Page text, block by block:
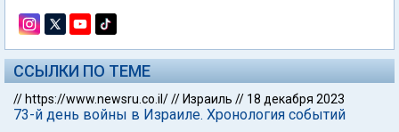
ССЫЛКИ ПО ТЕМЕ
// https://www.newsru.co.il/// Израиль // 18 декабря 2023
73-й день войны в Израиле. Хронология событий